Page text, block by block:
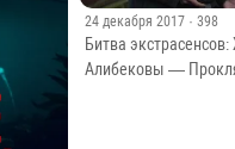
24 декабря 2017 · 398
Битва
Алибековы —